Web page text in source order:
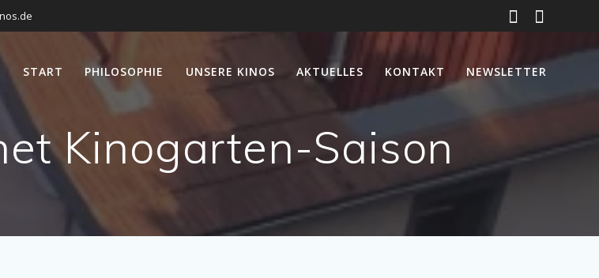
START PHILOSOPHIE UNSERE KINOS AKTUELLES KONTAKT NEWSLETTER
Kinogarten-Saison